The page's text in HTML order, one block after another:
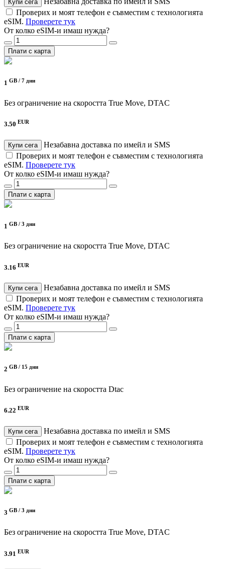
Купи сега
Проверих и моят телефон е съвместим с технологията
eSIM. Проверете тук
От колко eSIM-и имаш нужда?
Плати с карта
1 GB / 7 дни
Без ограничение на скоростта True Move, DTAC
3.50 EUR
Купи сега
Незабавна доставка по имейл и SMS
Проверих и моят телефон е съвместим с технологията
eSIM. Проверете тук
От колко eSIM-и имаш нужда?
Плати с карта
1 GB / 3 дни
Без ограничение на скоростта True Move, DTAC
3.16 EUR
Купи сега
Незабавна доставка по имейл и SMS
Проверих и моят телефон е съвместим с технологията
eSIM. Проверете тук
От колко eSIM-и имаш нужда?
Плати с карта
2 GB / 15 дни
Без ограничение на скоростта Dtac
6.22 EUR
Купи сега
Незабавна доставка по имейл и SMS
Проверих и моят телефон е съвместим с технологията
eSIM. Проверете тук
От колко eSIM-и имаш нужда?
Плати с карта
3 GB / 3 дни
Без ограничение на скоростта True Move, DTAC
3.91 EUR